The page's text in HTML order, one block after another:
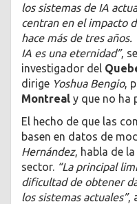
los sistemas de IA
centran en el impacto
hace más de tres
IA es una eternidad”,
investigador del
dirige Yoshua Bengio,
Montreal y que no ha
El hecho de que las
basen en datos de
Hernández, habla de
sector. “La principal
dificultad de obtener
los sistemas actuales”,